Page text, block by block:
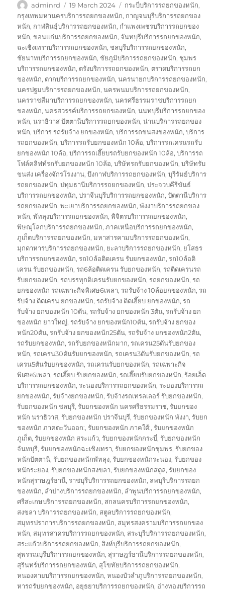
Author
adminrd
Posted
on
19 March 2024 Tags
กระบี่บริการรถยกของหนัก,
กรุงเทพมหานครบริการรถยกของหนัก, กาญจนบุรีบริการรถยกของ
หนัก, กาฬสินธุ์บริการรถยกของหนัก, กำแพงเพชรบริการรถยกของ
หนัก,ขอนแก่นบริการรถยกของหนัก, จันทบุรีบริการรถยกของหนัก,
ฉะเชิงเทราบริการรถยกของหนัก, ชลบุรีบริการรถยกของหนัก,
ชัยนาทบริการรถยกของหนัก, ชัยภูมิบริการรถยกของหนัก, ชุมพร
บริการรถยกของหนัก, ตรังบริการรถยกของหนัก, ตราดบริการรถยก
ของหนัก, ตากบริการรถยกของหนัก,นครนายกบริการรถยกของหนัก,
นครปฐมบริการรถยกของหนัก,นครพนมบริการรถยกของหนัก,
นครราชสีมาบริการรถยกของหนัก,นครศรีธรรมราชบริการรถยก
ของหนัก,นครสวรรค์บริการรถยกของหนัก,นนทบุรีบริการรถยกของ
หนัก,นราธิวาส ปัตตานีบริการรถยกของหนัก,น่านบริการรถยกของ
หนัก,บริการ รถรับจ้าง ยกของหนัก,บริการรถขนสงของหนัก,บริการ
รถยกของหนัก,บริการรถรับยกของหนัก 10ล้อ,บริการรถเครนรถรับ
ยกของหนัก 10ล้อ,บริการรถเฮี๊ยบรถรับยกของหนัก 10ล้อ,บริการรถ
โฟล์คลิฟท์รถรับยกของหนัก 10ล้อ,บริษัทรถรับยกของหนัก,บริษัทรับ
ขนส่ง เครื่องจักรโรงงาน,บึงกาฬบริการรถยกของหนัก,บุรีรัมย์บริการ
รถยกของหนัก,ปทุมธานีบริการรถยกของหนัก,ประจวบคีรีขันธ์
บริการรถยกของหนัก,ปราจีนบุรีบริการรถยกของหนัก,ปัตตานีบริการ
รถยกของหนัก,พะเยาบริการรถยกของหนัก,พังงาบริการรถยกของ
หนัก,พัทลุงบริการรถยกของหนัก,พิจิตรบริการรถยกของหนัก,
พิษณุโลกบริการรถยกของหนัก,ภาคเหนือบริการรถยกของหนัก,
ภูเก็ตบริการรถยกของหนัก,มหาสารคามบริการรถยกของหนัก,
มุกดาหารบริการรถยกของหนัก, ยะลาบริการรถยกของหนัก, ยโสธร
บริการรถยกของหนัก,รถ10ล้อติดเครน รับยกของหนัก,รถ10ล้อติ
เครน รับยกของหนัก,รถ6ล้อติดเครน รับยกของหนัก,รถติดเครนรถ
รับยกของหนัก,รถบรรทุกติเครนรับยกของหนัก,รถยกของหนัก,รถ
ยกของหนัก รถเฉพาะกิจพิเศษ6เพลา,รถรับจ้าง 10ล้อยกของหนัก,รถ
รับจ้าง ติดเครน ยกของหนัก,รถรับจ้าง ติดเฮี๊ยบ ยกของหนัก,รถ
รับจ้าง ยกของหนัก 10ตัน,รถรับจ้าง ยกของหนัก 3ตัน,รถรับจ้าง ยก
ของหนัก ยาวใหญ่,รถรับจ้าง ยกของหนัก10ตัน,รถรับจ้าง ยกของ
หนัก20ตัน,รถรับจ้าง ยกของหนัก25ตัน,รถรับจ้าง ยกของหนัก2ตัน,
รถรับยกของหนัก,รถรับยกของหนักมาก,รถเครน25ตันรับยกของ
หนัก,รถเครน30ตันรับยกของหนัก,รถเครน3ตันรับยกของหนัก,รถ
เครน5ตันรับยกของหนัก,รถเครนรับยกของหนัก,รถเฉพาะกิจ
พิเศษ6เพลา,รถเฮี๊ยบ รับยกของหนัก,รถเฮี๊ยบรับยกของหนัก,ร้อยเอ็ด
บริการรถยกของหนัก,ระนองบริการรถยกของหนัก,ระยองบริการรถ
ยกของหนัก,รับจ้างยกของหนัก,รับจ้างรถเทรลเลอร์ รับยกของหนัก,
รับยกของหนัก ชลบุรี,รับยกของหนัก นครศรีธรรมราช,รับยกของ
หนัก นราธิวาส,รับยกของหนัก ปราจีนบุรี,รับยกของหนัก พังงา,รับยก
ของหนัก ภาคตะวันออก:,รับยกของหนัก ภาคใต้:,รับยกของหนัก
ภูเก็ต,รับยกของหนัก สระแก้ว,รับยกของหนักกระบี่,รับยกของหนัก
จันทบุรี,รับยกของหนักฉะเชิงเทรา,รับยกของหนักชุมพร,รับยกของ
หนักปัตตานี,รับยกของหนักพัทลุง,รับยกของหนักระนอง,รับยกของ
หนักระยอง,รับยกของหนักสงขลา,รับยกของหนักสตูล,รับยกของ
หนักสุราษฎร์ธานี,ราชบุรีบริการรถยกของหนัก, ลพบุรีบริการรถยก
ของหนัก, ลำปางบริการรถยกของหนัก, ลำพูนบริการรถยกของหนัก,
ศรีสะเกษบริการรถยกของหนัก, สกลนครบริการรถยกของหนัก,
สงขลา บริการรถยกของหนัก, สตูลบริการรถยกของหนัก,
สมุทรปราการบริการรถยกของหนัก, สมุทรสงครามบริการรถยกของ
หนัก, สมุทรสาครบริการรถยกของหนัก, สระบุรีบริการรถยกของหนัก,
สระแก้วบริการรถยกของหนัก, สิงห์บุรีบริการรถยกของหนัก,
สุพรรณบุรีบริการรถยกของหนัก, สุราษฎร์ธานีบริการรถยกของหนัก,
สุรินทร์บริการรถยกของหนัก, สุโขทัยบริการรถยกของหนัก,
หนองคายบริการรถยกของหนัก,หนองบัวลำภูบริการรถยกของหนัก,
หารถรับยกของหนัก, อยุธยาบริการรถยกของหนัก, อ่างทองบริการรถ